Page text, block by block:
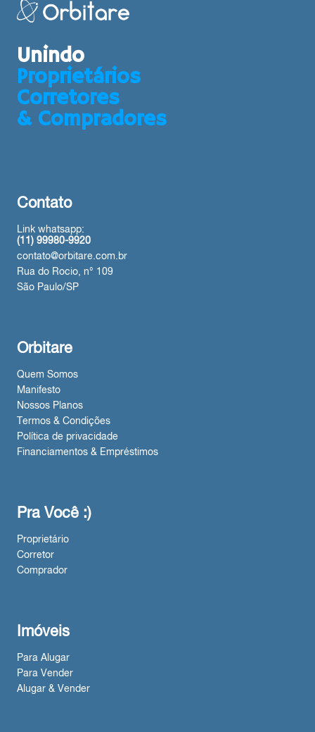
Unindo
Proprietários
Corretores
& Compradores
Contato
Link whatsapp:
(11) 99980-9920
contato@orbitare.com.br
Rua do Rocio, n° 109
São Paulo/SP
Orbitare
Quem Somos
Manifesto
Nossos Planos
Termos & Condições
Política de privacidade
Financiamentos & Empréstimos
Pra Você :)
Proprietário
Corretor
Comprador
Imóveis
Para Alugar
Para Vender
Alugar & Vender